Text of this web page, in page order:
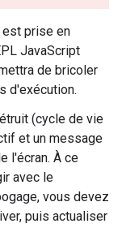
est prise en
JavaScript
de bricoler
d'exécution.
(cycle de vie
et un message
l'écran. À ce
avec le
vous devez
puis actualiser